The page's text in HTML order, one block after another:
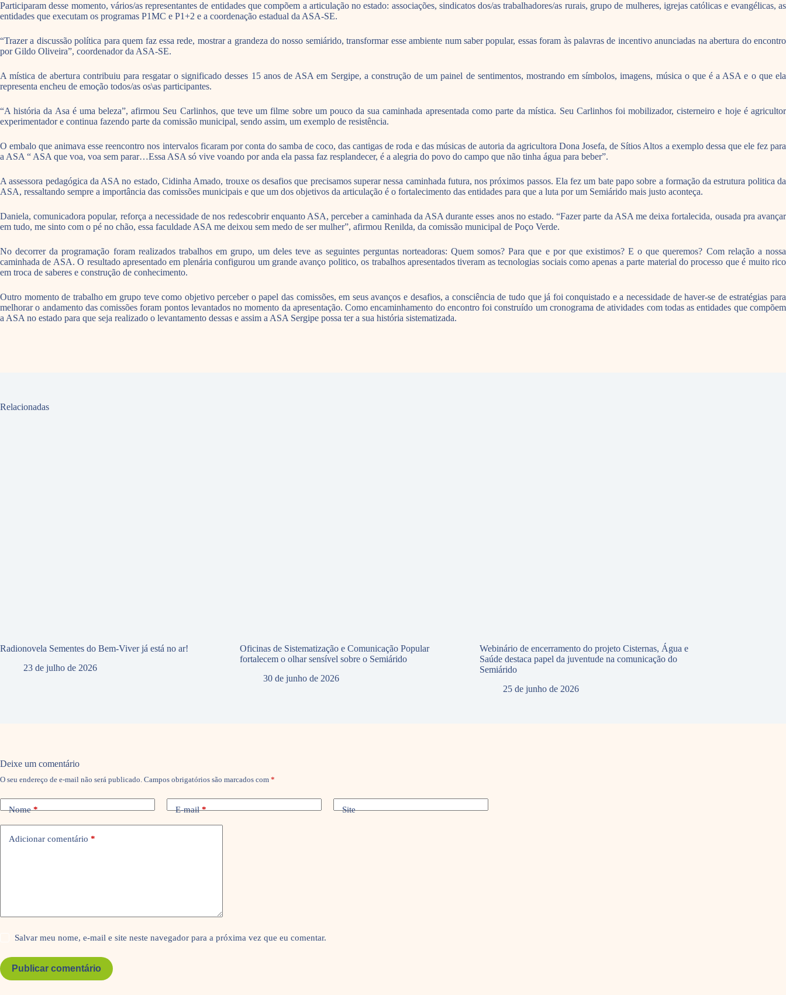
Participaram desse momento, vários/as representantes de entidades que compõem a articulação no estado: associações, sindicatos dos/as trabalhadores/as rurais, grupo de mulheres, igrejas católicas e evangélicas, as
entidades que executam os programas P1MC e P1+2 e a coordenação estadual da ASA-SE.
“Trazer a discussão política para quem faz essa rede, mostrar a grandeza do nosso semiárido, transformar esse ambiente num saber popular, essas foram às palavras de incentivo anunciadas na abertura do encontro
por Gildo Oliveira”, coordenador da ASA-SE.
A mística de abertura contribuiu para resgatar o significado desses 15 anos de ASA em Sergipe, a construção de um painel de sentimentos, mostrando em símbolos, imagens, música o que é a ASA e o que ela
representa encheu de emoção todos/as os\as participantes.
“A história da Asa é uma beleza”, afirmou Seu Carlinhos, que teve um filme sobre um pouco da sua caminhada apresentada como parte da mística. Seu Carlinhos foi mobilizador, cisterneiro e hoje é agricultor
experimentador e continua fazendo parte da comissão municipal, sendo assim, um exemplo de resistência.
O embalo que animava esse reencontro nos intervalos ficaram por conta do samba de coco, das cantigas de roda e das músicas de autoria da agricultora Dona Josefa, de Sítios Altos a exemplo dessa que ele fez para
a ASA “ ASA que voa, voa sem parar…Essa ASA só vive voando por anda ela passa faz resplandecer, é a alegria do povo do campo que não tinha água para beber”.
A assessora pedagógica da ASA no estado, Cidinha Amado, trouxe os desafios que precisamos superar nessa caminhada futura, nos próximos passos. Ela fez um bate papo sobre a formação da estrutura politica da
ASA, ressaltando sempre a importância das comissões municipais e que um dos objetivos da articulação é o fortalecimento das entidades para que a luta por um Semiárido mais justo aconteça.
Daniela, comunicadora popular, reforça a necessidade de nos redescobrir enquanto ASA, perceber a caminhada da ASA durante esses anos no estado. “Fazer parte da ASA me deixa fortalecida, ousada pra avançar
em tudo, me sinto com o pé no chão, essa faculdade ASA me deixou sem medo de ser mulher”, afirmou Renilda, da comissão municipal de Poço Verde.
No decorrer da programação foram realizados trabalhos em grupo, um deles teve as seguintes perguntas norteadoras: Quem somos? Para que e por que existimos? E o que queremos? Com relação a nossa
caminhada de ASA. O resultado apresentado em plenária configurou um grande avanço politico, os trabalhos apresentados tiveram as tecnologias sociais como apenas a parte material do processo que é muito rico
em troca de saberes e construção de conhecimento.
Outro momento de trabalho em grupo teve como objetivo perceber o papel das comissões, em seus avanços e desafios, a consciência de tudo que já foi conquistado e a necessidade de haver-se de estratégias para
melhorar o andamento das comissões foram pontos levantados no momento da apresentação. Como encaminhamento do encontro foi construído um cronograma de atividades com todas as entidades que compõem
a ASA no estado para que seja realizado o levantamento dessas e assim a ASA Sergipe possa ter a sua história sistematizada.
Relacionadas
Radionovela Sementes do Bem-Viver já está no ar!
23 de julho de 2026
Oficinas de Sistematização e Comunicação Popular
fortalecem o olhar sensível sobre o Semiárido
30 de junho de 2026
Webinário de encerramento do projeto Cisternas, Água e
Saúde destaca papel da juventude na comunicação do
Semiárido
25 de junho de 2026
Deixe um comentário
O seu endereço de e-mail não será publicado. Campos obrigatórios são marcados com *
Nome* E-mail* Site
Adicionar comentário *
Salvar meu nome, e-mail e site neste navegador para a próxima vez que eu comentar.
Publicar comentário